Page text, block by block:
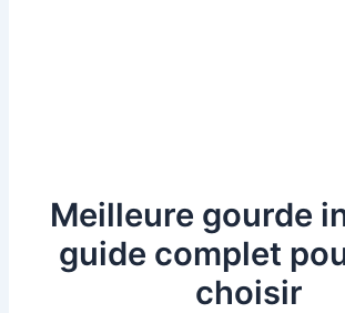
Meilleure gourde
guide complet
choisir